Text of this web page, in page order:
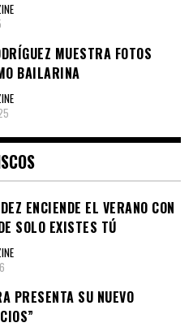
MUESTRA FOTOS
BAILARINA
ENCIENDE EL VERANO CON
SOLO EXISTES TÚ
PRESENTA SU NUEVO